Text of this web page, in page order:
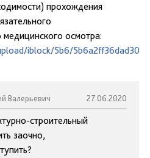
прохождения
медицинского осмотра:
iblock/5b6/
Валерьевич 27.06.2020
строительный
заочно,